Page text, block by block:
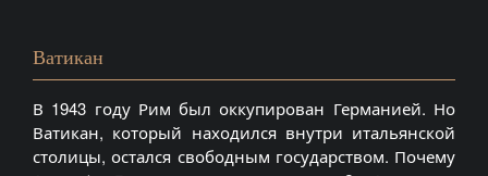
Ватикан
В 1943 году Рим был оккупирован Германией. Но
Ватикан, который находился внутри итальянской
столицы, остался свободным государством. Почему